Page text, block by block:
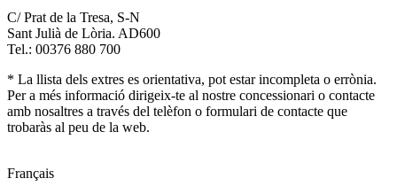
C/ Prat de la Tresa, S-N
Sant Julià de Lòria. AD600
Tel.: 00376 880 700
* La llista dels extres es orientativa, pot estar incompleta o errònia.
Per a més informació dirigeix-te al nostre concessionari o contacte
amb nosaltres a través del telèfon o formulari de contacte que
trobaràs al peu de la web.
Français